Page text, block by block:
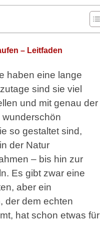
– Leitfaden
haben eine lange
sind sie viel
und mit genau der
wunderschön
so gestaltet sind,
der Natur
– bis hin zur
Es gibt zwar eine
aber ein
der dem echten
hat schon etwas für